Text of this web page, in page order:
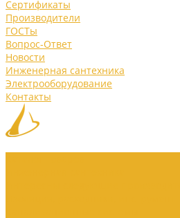
Сертификаты
Производители
ГОСТы
Вопрос-Ответ
Новости
Инженерная сантехника
Электрооборудование
Контакты